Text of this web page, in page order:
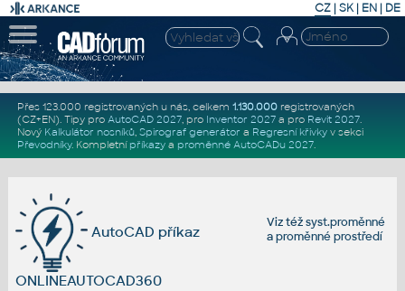
CZ | SK| EN | DE
Přes 123.000 registrovaných u nás, celkem 1.130.000registrovaných
(CZ+EN). Tipy pro AutoCAD 2027, pro Inventor 2027a pro Revit 2027.
Nový Kalkulátor nosníků, Spirograf generátor a Regresní křivkyv sekci
Převodníky. Kompletní příkazya proměnné AutoCADu 2027.
Viz téžsyst.proměnné
aproměnné prostředí
AutoCAD příkaz
ONLINEAUTOCAD360